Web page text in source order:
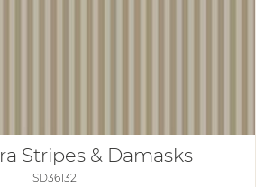
Stripes & Damasks
SD36132